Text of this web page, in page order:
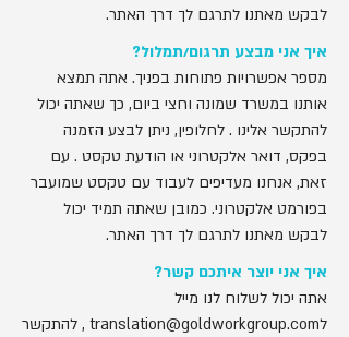
לבקש מאתנו לתרגם לך דרך האתר.
איך אני מבצע תרגום/תמלול?
מספר אפשרויות פתוחות בפניך. אתה תמצא
אותנו במשרד שמונה וחצי ביום, כך שאתה יכול
להתקשר אלינו . לחלופין, ניתן לבצע הזמנה
בפקס, דואר אלקטרוני או הודעת טקסט . עם
זאת, אנחנו מעדיפים לעבוד עם טקסט שמועבר
בפורמט אלקטרוני. כמובן שאתה תמיד יכול
לבקש מאתנו לתרגם לך דרך האתר.
איך אני יוצר איתכם קשר?
אתה יכול לשלוח לנו מייל
לtranslation@goldworkgroup.com , להתקשר